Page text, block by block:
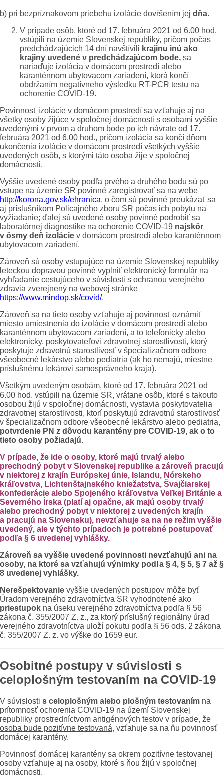
b) pri bezpríznakovom priebehu izolácie dovŕšením jej dňa.
V prípade osôb, ktoré od 17. februára 2021 od 6.00 hod.
vstúpili na územie Slovenskej republiky, pričom počas
predchádzajúcich 14 dní navštívili krajinu inú ako
krajiny uvedené v predchádzajúcom bode, sa
nariaďuje izolácia v domácom prostredí alebo
karanténnom ubytovacom zariadení, ktorá končí
obdržaním negatívneho výsledku RT-PCR testu na
ochorenie COVID-19.
Povinnosť izolácie v domácom prostredí sa vzťahuje aj na
všetky osoby žijúce v spoločnej domácnosti s osobami vyššie
uvedenými v prvom a druhom bode po ich návrate od 17.
februára 2021 od 6.00 hod., pričom izolácia sa končí dňom
ukončenia izolácie v domácom prostredí všetkých vyššie
uvedených osôb, s ktorými táto osoba žije v spoločnej
domácnosti.
Vyššie uvedené osoby podľa prvého a druhého bodu sú po
vstupe na územie SR povinné zaregistrovať sa na webe
http://korona.gov.sk/ehranica, o čom sú povinné preukázať sa
aj príslušníkom Policajného zboru SR počas ich pobytu na
vyžiadanie; ďalej sú uvedené osoby povinné podrobiť sa
laboratórnej diagnostike na ochorenie COVID-19 najskôr
v ôsmy deň izolácie v domácom prostredí alebo karanténnom
ubytovacom zariadení.
Zároveň sú osoby vstupujúce na územie Slovenskej republiky
leteckou dopravou povinné vyplniť elektronický formulár na
vyhľadanie cestujúceho v súvislosti s ochranou verejného
zdravia zverejnený na webovej stránke
https://www.mindop.sk/covid/.
Zároveň sa na tieto osoby vzťahuje aj povinnosť oznámiť
miesto umiestnenia do izolácie v domácom prostredí alebo
karanténnom ubytovacom zariadení, a to telefonicky alebo
elektronicky, poskytovateľovi zdravotnej starostlivosti, ktorý
poskytuje zdravotnú starostlivosť v špecializačnom odbore
všeobecné lekárstvo alebo pediatria (ak ho nemajú, miestne
príslušnému lekárovi samosprávneho kraja).
Všetkým uvedeným osobám, ktoré od 17. februára 2021 od
6.00 hod. vstúpili na územie SR, vrátane osôb, ktoré s takouto
osobou žijú v spoločnej domácnosti, vystavia poskytovatelia
zdravotnej starostlivosti, ktorí poskytujú zdravotnú starostlivosť
v špecializačnom odbore všeobecné lekárstvo alebo pediatria,
potvrdenie PN z dôvodu karantény pre COVID-19, ak o to
tieto osoby požiadajú.
V prípade, že ide o osoby, ktoré majú trvalý alebo
prechodný pobyt v Slovenskej republike a zároveň pracujú
v niektorej z krajín Európskej únie, Islandu, Nórskeho
kráľovstva, Lichtenštajnského kniežatstva, Švajčiarskej
konfederácie alebo Spojeného kráľovstva Veľkej Británie a
Severného Írska (platí aj opačne, ak majú osoby trvalý
alebo prechodný pobyt v niektorej z uvedených krajín
a pracujú na Slovensku), nevzťahuje sa na ne režim vyššie
uvedený, ale v týchto prípadoch je potrebné postupovať
podľa § 6 uvedenej vyhlášky.
Zároveň sa vyššie uvedené povinnosti nevzťahujú ani na
osoby, na ktoré sa vzťahujú výnimky podľa § 4, § 5, § 7 až §
8 uvedenej vyhlášky.
Nerešpektovanie vyššie uvedených postupov môže byť
Úradom verejného zdravotníctva SR vyhodnotené ako
priestupok na úseku verejného zdravotníctva podľa § 56
zákona č. 355/2007 Z. z., za ktorý príslušný regionálny úrad
verejného zdravotníctva uloží pokutu podľa § 56 ods. 2 zákona
č. 355/2007 Z. z. vo výške do 1659 eur.
Osobitné postupy v súvislosti s
celoplošným testovaním na COVID-19
V súvislosti s celoplošným alebo plošným testovaním na
prítomnosť ochorenia COVID-19 na území Slovenskej
republiky prostredníctvom antigénových testov v prípade, že
osoba bude pozitívne testovaná, vzťahuje sa na ňu povinnosť
domácej karantény.
Povinnosť domácej karantény sa okrem pozitívne testovanej
osoby vzťahuje aj na osoby, ktoré s ňou žijú v spoločnej
domácnosti.